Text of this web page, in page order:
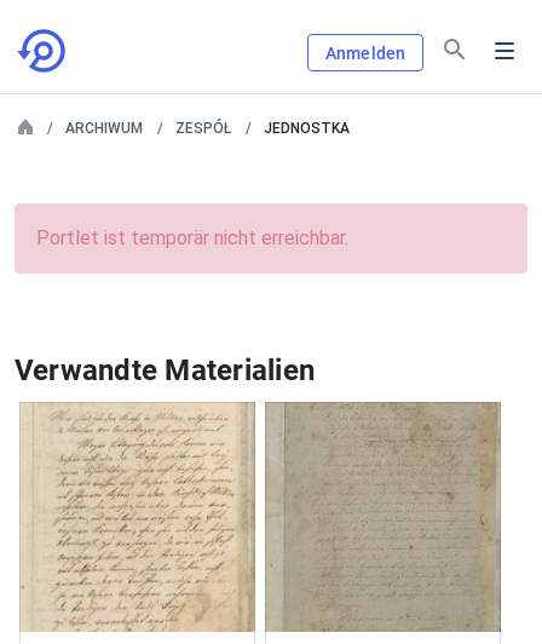
Anmelden
ARCHIWUM ZESPÓŁ JEDNOSTKA
Portlet ist temporär nicht erreichbar.
Verwandte Materialien